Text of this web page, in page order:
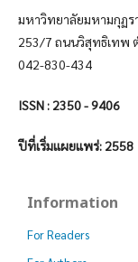
มหาวิทยาลัยมหามกุฏร
253/7 ถนนวิสุทธิเทพ
042-830-434
ISSN : 2350 - 9406
ปีที่เริ่มแผยแพร่: 2558
Information
For Readers